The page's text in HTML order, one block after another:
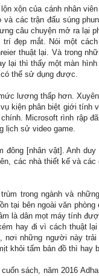
xộn của cánh nhân
các trận đấu súng
câu chuyện mở ra lại
đẹp mắt. Nói một
thuật lại. Và trong
lại thì thấy một màn
thể sử dụng được.
lương thấp hơn.
kiện phân biệt giới tính
Microsoft rình rập
lịch sử video game.
[nhân vật]. Anh
các nhà thiết kế và
trong ngành và
bên ngoài văn phòng
là dân mọt máy tính
hay đi vì cách thuật
những người này
khỏi tấm bản đồ thì hay
sách, năm 2016